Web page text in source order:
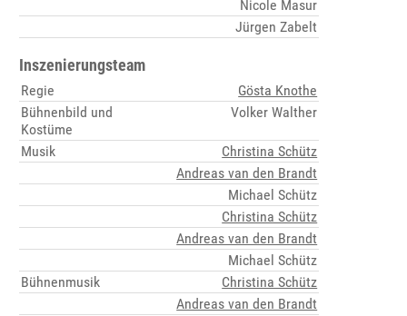
Nicole Masur
Jürgen Zabelt
Inszenierungsteam
Regie
Gösta Knothe
Bühnenbild und
Kostüme
Volker Walther
Musik
Christina Schütz
Andreas van den Brandt
Michael Schütz
Christina Schütz
Andreas van den Brandt
Michael Schütz
Bühnenmusik
Christina Schütz
Andreas van den Brandt